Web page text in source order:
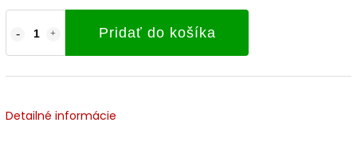
Pridať do košíka
Detailné informácie